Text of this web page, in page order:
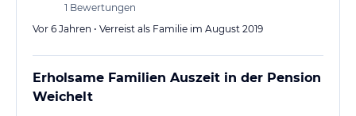
1 Bewertungen
Vor 6 Jahren • Verreist als Familie im August 2019
Erholsame Familien Auszeit in der Pension
Weichelt